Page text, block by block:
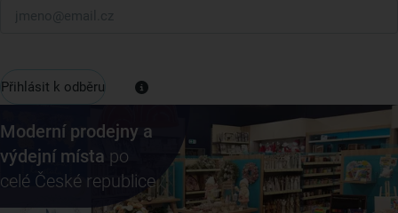
Přihlásit k odběru
Moderní prodejny a
výdejní místa po
celé České republice